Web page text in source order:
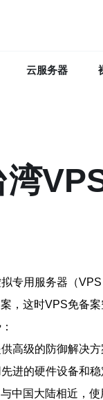
云服务器
湾
专用服务器（
，这时VPS免备
高级的防御解决
进的硬件设备和
中国大陆相近，